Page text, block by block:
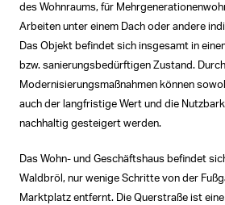
des Wohnraums, für
Arbeiten unter einem Dach oder andere
Das Objekt befindet sich insgesamt in
bzw. sanierungsbedürftigen Zustand.
Modernisierungsmaßnahmen können
auch der langfristige Wert und die
nachhaltig gesteigert werden.
Das Wohn- und Geschäftshaus befindet
Waldbröl, nur wenige Schritte von der
Marktplatz entfernt. Die Querstraße ist